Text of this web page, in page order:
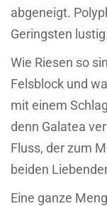
abgeneigt.
Geringsten lustig.
Wie Riesen so
Felsblock und
mit einem
denn Galatea
Fluss, der zum
beiden
Eine ganze